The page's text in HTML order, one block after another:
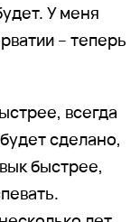
У меня
– теперь
всегда
сделано,
быстрее,